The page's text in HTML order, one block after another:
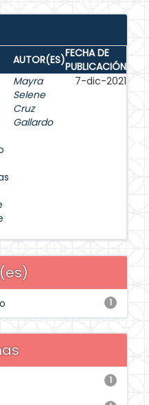
AUTOR(ES)FECHA DE
PUBLICACIÓN
Mayra
Selene
Cruz
Gallardo
7-dic-2021
1
1